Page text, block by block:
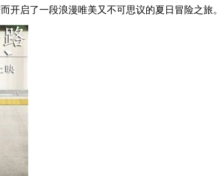
开启了一段浪漫唯美又不可思议的夏日冒险之旅。